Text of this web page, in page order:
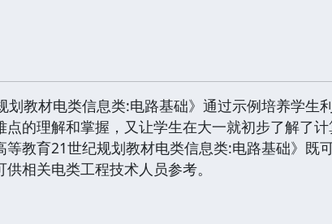
教材电类信息类:电路基础》通过示例培养学生
的理解和掌握，又让学生在大一就初步了解了
教育21世纪规划教材电类信息类:电路基础》既
相关电类工程技术人员参考。